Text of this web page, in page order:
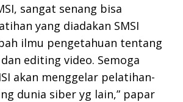
sangat senang bisa
yang diadakan SMSI
ilmu pengetahuan tentang
editing video. Semoga
akan menggelar pelatihan-
dunia siber yg lain,” papar